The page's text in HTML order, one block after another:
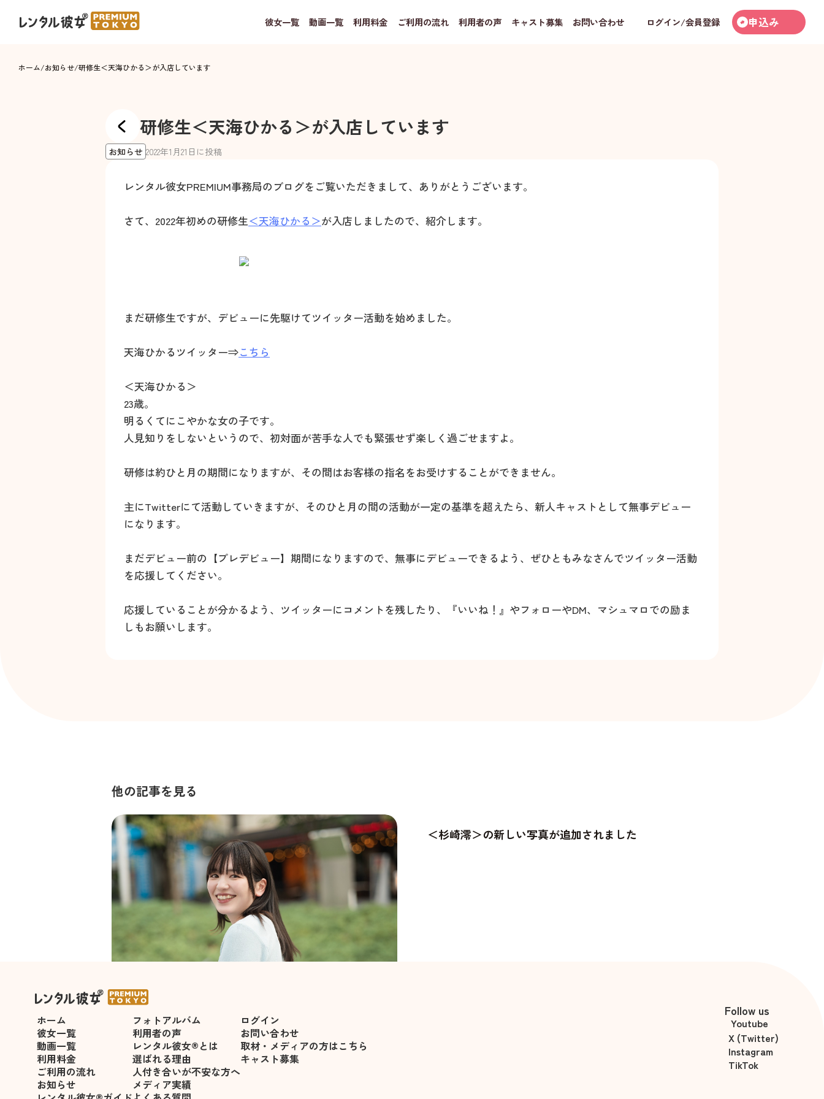
彼女一覧 動画一覧 利用料金 ご利用の流れ 利用者の声 キャスト募集 お問い合わせ ログイン/会員登録 申込み
ホーム/お知らせ/研修生＜天海ひかる＞が入店しています
研修生＜天海ひかる＞が入店しています
お知らせ 2022年1 月21 日に投稿
レンタル彼女PREMIUM事務局のブログをご覧いただきまして、ありがとうございます。
さて、2022年初めの研修生＜天海ひかる＞が入店しましたので、紹介します。
まだ研修生ですが、デビューに先駆けてツイッター活動を始めました。
天海ひかるツイッター⇒こちら
＜天海ひかる＞
23歳。
明るくてにこやかな女の子です。
人見知りをしないというので、初対面が苦手な人でも緊張せず楽しく過ごせますよ。
研修は約ひと月の期間になりますが、その間はお客様の指名をお受けすることができません。
主にTwitterにて活動していきますが、そのひと月の間の活動が一定の基準を超えたら、新人キャストとして無事デビュー
になります。
まだデビュー前の【プレデビュー】期間になりますので、無事にデビューできるよう、ぜひともみなさんでツイッター活動
を応援してください。
応援していることが分かるよう、ツイッターにコメントを残したり、『いいね！』やフォローやDM、マシュマロでの励ま
しもお願いします。
他の記事を見る
＜杉崎澪＞の新しい写真が追加されました
ホーム
彼女一覧
動画一覧
利用料金
ご利用の流れ
お知らせ
フォトアルバム
利用者の声
レンタル彼女®とは
選ばれる理由
人付き合いが不安な方へ
メディア実績
ログイン
お問い合わせ
取材・メディアの方はこちら
キャスト募集
Follow us
Youtube
X (Twitter)
Instagram
TikTok